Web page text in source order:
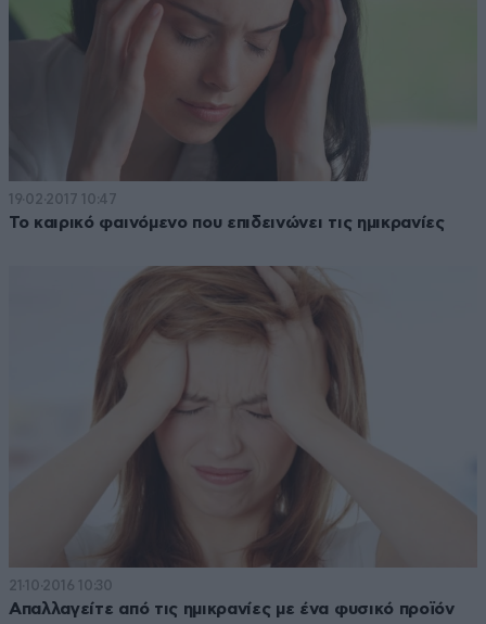
19·02·2017 10:47
Το καιρικό φαινόμενο που επιδεινώνει τις ημικρανίες
21·10·2016 10:30
Απαλλαγείτε από τις ημικρανίες με ένα φυσικό προϊόν